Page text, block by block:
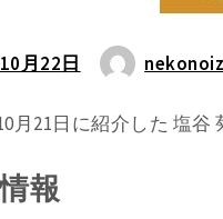
月22日
月21日に紹介した 塩
報